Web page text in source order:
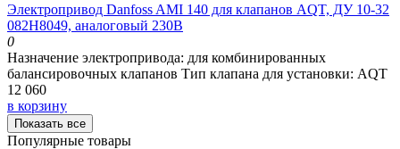
Электропривод Danfoss AMI 140 для клапанов AQT, ДУ 10-32
082H8049, аналоговый 230В
0
Назначение электропривода: для комбинированных
балансировочных клапанов Тип клапана для установки: AQT
12 060
в корзину
Показать все
Популярные товары